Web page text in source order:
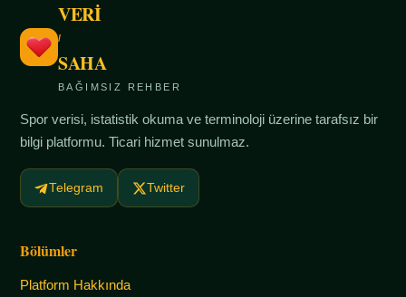
VERİ
/
SAHA
BAĞIMSIZ REHBER
Spor verisi, istatistik okuma ve terminoloji üzerine tarafsız bir
bilgi platformu. Ticari hizmet sunulmaz.
Telegram Twitter
Bölümler
Platform Hakkında